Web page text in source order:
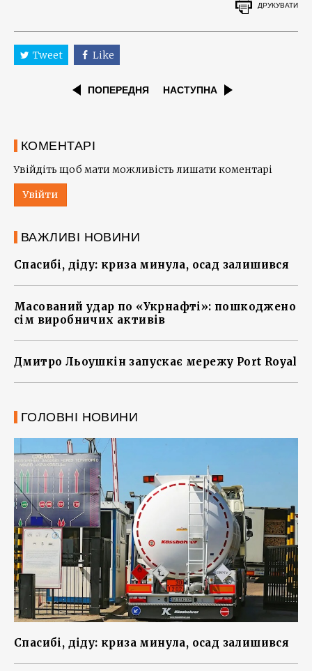
ДРУКУВАТИ
Tweet Like
ПОПЕРЕДНЯ НАСТУПНА
КОМЕНТАРІ
Увійдіть щоб мати можливість лишати коментарі
Увійти
ВАЖЛИВІ НОВИНИ
Спасибі, діду: криза минула, осад залишився
Масований удар по «Укрнафті»: пошкоджено
сім виробничих активів
Дмитро Льоушкін запускає мережу Port Royal
ГОЛОВНІ НОВИНИ
Спасибі, діду: криза минула, осад залишився